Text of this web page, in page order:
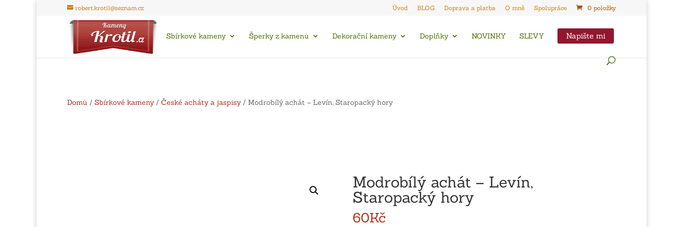
robert.krotil@seznam.cz Úvod BLOG Doprava a platba O mně Spolupráce 0 položky
Sbírkové kameny Šperky z kamenů Dekorační kameny Doplňky NOVINKY SLEVY Napište mi
Domů / Sbírkové kameny / České acháty a jaspisy / Modrobílý achát – Levín, Staropacký hory
Modrobílý achát – Levín,
Staropacký hory
60Kč